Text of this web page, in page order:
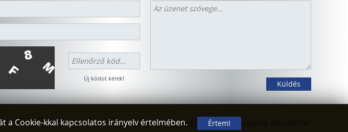
a Cookie-kkal kapcsolatos irányelv értelmében. Értem!
Új kódot kérek!
A weboldalt a LIVESTUDIO
Minden jog fenntartva! © 2016.